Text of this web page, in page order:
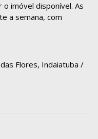
o imóvel disponível. As
a semana, com
Flores, Indaiatuba /